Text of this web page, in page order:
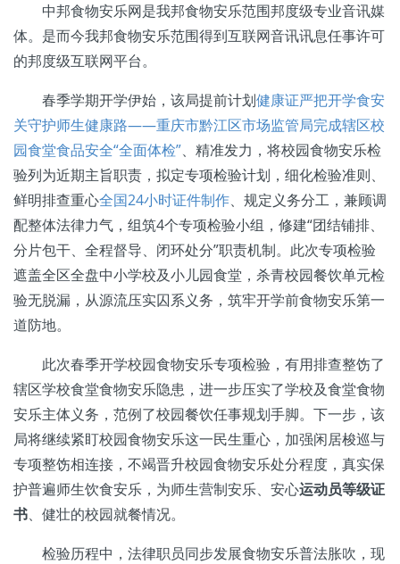
中邦食物安乐网是我邦食物安乐范围邦度级专业音讯媒
体。是而今我邦食物安乐范围得到互联网音讯讯息任事许可
的邦度级互联网平台。
春季学期开学伊始，该局提前计划健康证严把开学食安
关守护师生健康路——重庆市黔江区市场监管局完成辖区校
园食堂食品安全“全面体检”、精准发力，将校园食物安乐检
验列为近期主旨职责，拟定专项检验计划，细化检验准则、
鲜明排查重心全国24小时证件制作、规定义务分工，兼顾调
配整体法律力气，组筑4个专项检验小组，修建“团结铺排、
分片包干、全程督导、闭环处分”职责机制。此次专项检验
遮盖全区全盘中小学校及小儿园食堂，杀青校园餐饮单元检
验无脱漏，从源流压实囚系义务，筑牢开学前食物安乐第一
道防地。
此次春季开学校园食物安乐专项检验，有用排查整饬了
辖区学校食堂食物安乐隐患，进一步压实了学校及食堂食物
安乐主体义务，范例了校园餐饮任事规划手脚。下一步，该
局将继续紧盯校园食物安乐这一民生重心，加强闲居梭巡与
专项整饬相连接，不竭晋升校园食物安乐处分程度，真实保
护普遍师生饮食安乐，为师生营制安乐、安心运动员等级证
书、健壮的校园就餐情况。
检验历程中，法律职员同步发展食物安乐普法胀吹，现